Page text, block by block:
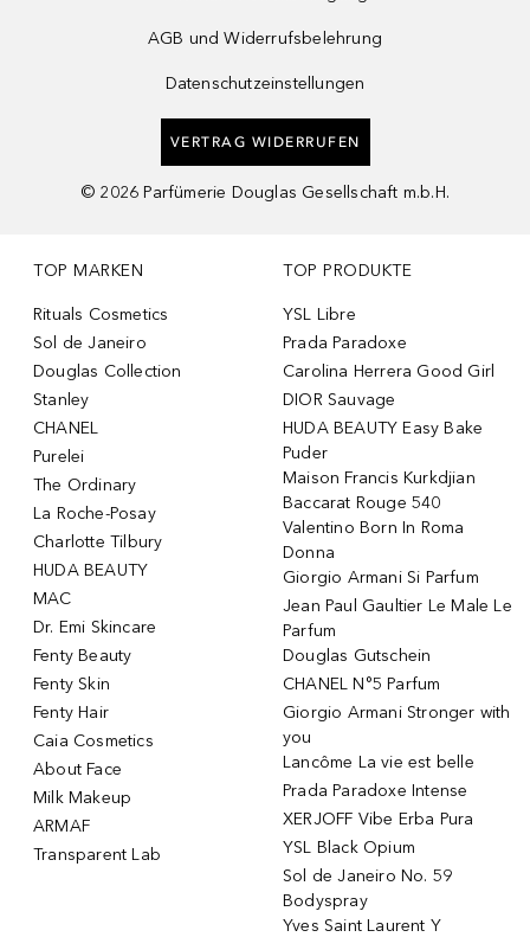
AGB und Widerrufsbelehrung
Datenschutzeinstellungen
VERTRAG WIDERRUFEN
© 2026 Parfümerie Douglas Gesellschaft m.b.H.
TOP MARKEN
Rituals Cosmetics
Sol de Janeiro
Douglas Collection
Stanley
CHANEL
Purelei
The Ordinary
La Roche-Posay
Charlotte Tilbury
HUDA BEAUTY
MAC
Dr. Emi Skincare
Fenty Beauty
Fenty Skin
Fenty Hair
Caia Cosmetics
About Face
Milk Makeup
ARMAF
Transparent Lab
TOP PRODUKTE
YSL Libre
Prada Paradoxe
Carolina Herrera Good Girl
DIOR Sauvage
HUDA BEAUTY Easy Bake
Puder
Maison Francis Kurkdjian
Baccarat Rouge 540
Valentino Born In Roma
Donna
Giorgio Armani Si Parfum
Jean Paul Gaultier Le Male Le
Parfum
Douglas Gutschein
CHANEL N°5 Parfum
Giorgio Armani Stronger with
you
Lancôme La vie est belle
Prada Paradoxe Intense
XERJOFF Vibe Erba Pura
YSL Black Opium
Sol de Janeiro No. 59
Bodyspray
Yves Saint Laurent Y